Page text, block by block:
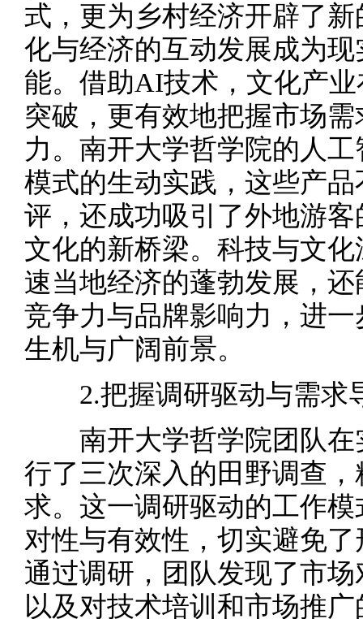
式，更为乡村经济开辟了
化与经济的互动发展成为
能。借助AI技术，文化产
突破，更有效地把握市场
力。南开大学哲学院的人
模式的生动实践，这些产
评，还成功吸引了外地游
文化的新桥梁。科技与文
速当地经济的蓬勃发展，
竞争力与品牌影响力，进
生机与广阔前景。
2.把握调研驱动与需求
南开大学哲学院团队在
行了三次深入的田野调查
求。这一调研驱动的工作
对性与有效性，切实避免
通过调研，团队发现了市
以及对技术培训和市场推